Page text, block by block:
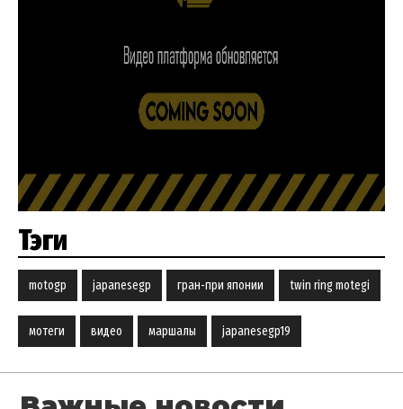
Тэги
motogp japanesegp гран-при японии twin ring motegi
мотеги видео маршалы japanesegp19